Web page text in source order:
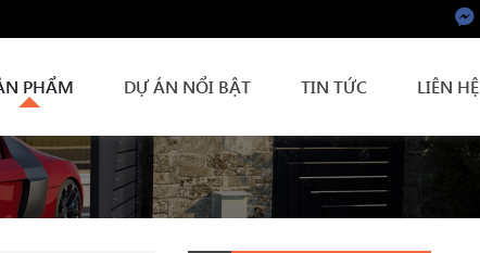
PHẨM DỰ ÁN NỔI BẬT TIN TỨC LIÊN HỆ